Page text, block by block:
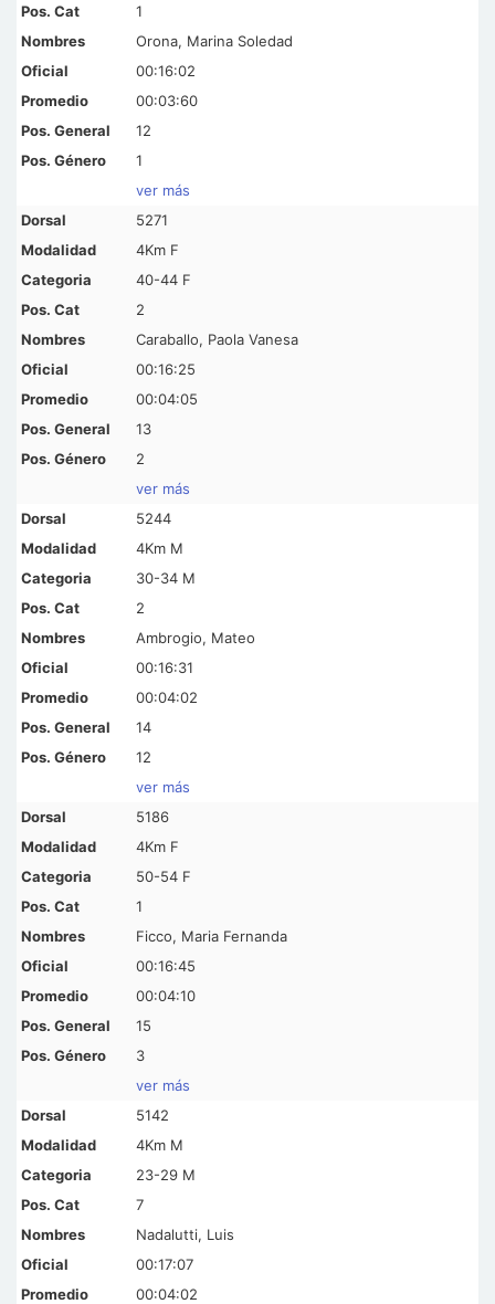
1
Orona, Marina Soledad
00:16:02
00:03:60
12
1
ver más
5271
4Km F
40-44 F
2
Caraballo, Paola Vanesa
00:16:25
00:04:05
13
2
ver más
5244
4Km M
30-34 M
2
Ambrogio, Mateo
00:16:31
00:04:02
14
12
ver más
5186
4Km F
50-54 F
1
Ficco, Maria Fernanda
00:16:45
00:04:10
15
3
ver más
5142
4Km M
23-29 M
7
Nadalutti, Luis
00:17:07
00:04:02